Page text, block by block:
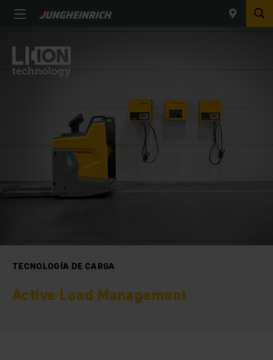
TECNOLOGÍA DE CARGA
Active Load Management